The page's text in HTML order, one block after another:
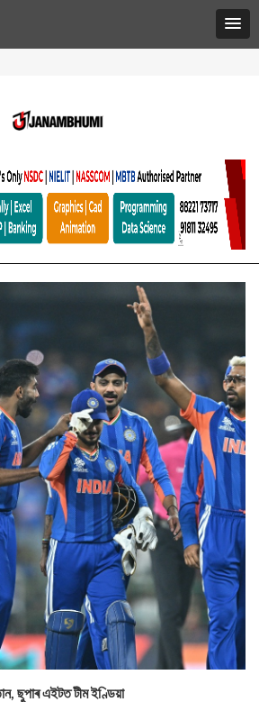
ছুপাৰ এইটত টীম ইণ্ডিয়া